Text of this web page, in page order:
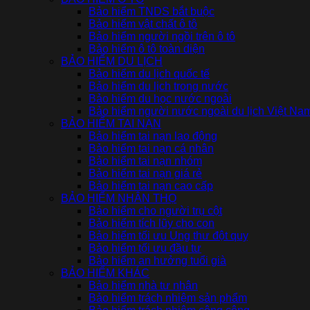
Bảo hiểm TNDS bắt buộc
Bảo hiểm vật chất ô tô
Bảo hiểm người ngồi trên ô tô
Bảo hiểm ô tô toàn diện
BẢO HIỂM DU LỊCH
Bảo hiểm du lịch quốc tế
Bảo hiểm du lịch trong nước
Bảo hiểm du học nước ngoài
Bảo hiểm người nước ngoài du lịch Việt
BẢO HIỂM TAI NẠN
Bảo hiểm tai nạn lao động
Bảo hiểm tai nạn cá nhân
Bảo hiểm tai nạn nhóm
Bảo hiểm tai nạn giá rẻ
Bảo hiểm tai nạn cao cấp
BẢO HIỂM NHÂN THỌ
Bảo hiểm cho người trụ cột
Bảo hiểm tích lũy cho con
Bảo hiểm tối ưu Ung thư đột quỵ
Bảo hiểm tối ưu đầu tư
Bảo hiểm an hưởng tuổi già
BẢO HIỂM KHÁC
Bảo hiểm nhà tư nhân
Bảo hiểm trách nhiệm sản phẩm